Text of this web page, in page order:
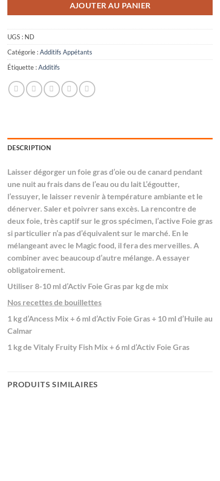
AJOUTER AU PANIER
UGS : ND
Catégorie :Additifs Appétants
Étiquette :Additifs
DESCRIPTION
Laisser dégorger un foie gras d’oie ou de canard pendant
une nuit au frais dans de l’eau ou du lait L’égoutter,
l’essuyer, le laisser revenir à température ambiante et le
dénerver. Saler et poivrer sans excès. La rencontre de
deux foie, très captif sur le gros spécimen, l’active Foie gras
si particulier n’a pas d’équivalent sur le marché. En le
mélangeant avec le Magic food, il fera des merveilles. A
combiner avec beaucoup d’autre mélange. A essayer
obligatoirement.
Utiliser 8-10 ml d’Activ Foie Gras par kg de mix
Nos recettes de bouillettes
1 kg d’Ancess Mix + 6 ml d’Activ Foie Gras + 10 ml d’Huile au
Calmar
1 kg de Vitaly Fruity Fish Mix + 6 ml d’Activ Foie Gras
PRODUITS SIMILAIRES